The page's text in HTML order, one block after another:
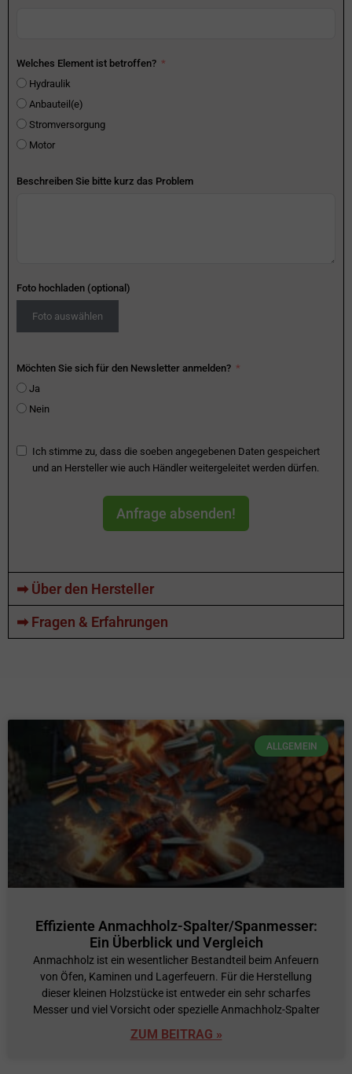
Welches Element ist betroffen?
Hydraulik
Anbauteil(e)
Stromversorgung
Motor
Beschreiben Sie bitte kurz das Problem
Foto hochladen (optional)
Foto auswählen
Möchten Sie sich für den Newsletter anmelden?
Ja
Nein
Ich stimme zu, dass die soeben angegebenen Daten gespeichert
und an Hersteller wie auch Händler weitergeleitet werden dürfen.
Anfrage absenden!
➡ Über den Hersteller
➡ Fragen & Erfahrungen
ALLGEMEIN
Effiziente Anmachholz-Spalter/Spanmesser:
Ein Überblick und Vergleich
Anmachholz ist ein wesentlicher Bestandteil beim Anfeuern
von Öfen, Kaminen und Lagerfeuern. Für die Herstellung
dieser kleinen Holzstücke ist entweder ein sehr scharfes
Messer und viel Vorsicht oder spezielle Anmachholz-Spalter
ZUM BEITRAG »